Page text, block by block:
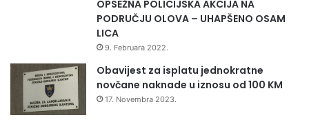
OPSEŽNA POLICIJSKA AKCIJA NA
PODRUČJU OLOVA – UHAPŠENO OSAM
LICA
9. Februara 2022.
Obavijest za isplatu jednokratne
novčane naknade u iznosu od 100 KM
17. Novembra 2023.